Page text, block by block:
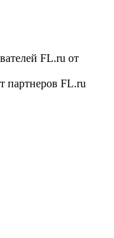
FL.ru от
партнеров FL.ru